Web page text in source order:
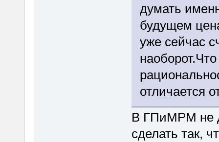
думать
будущем
уже сейчас
отличается
В ГПиМРМ не
сделать так,